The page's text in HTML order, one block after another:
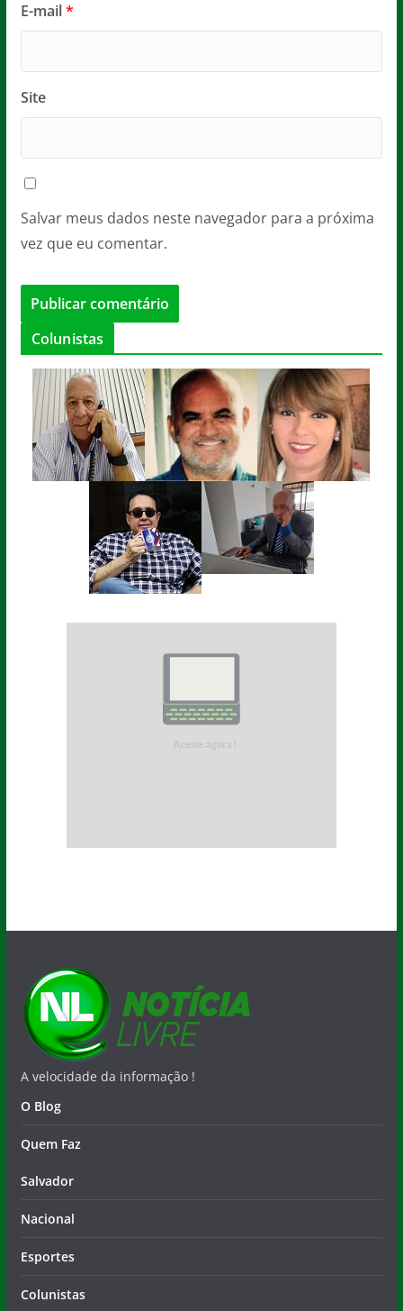
E-mail*
Site
Salvar meus dados neste navegador para a próxima
vez que eu comentar.
Colunistas
A velocidade da informação !
O Blog
Quem Faz
Salvador
Nacional
Esportes
Colunistas